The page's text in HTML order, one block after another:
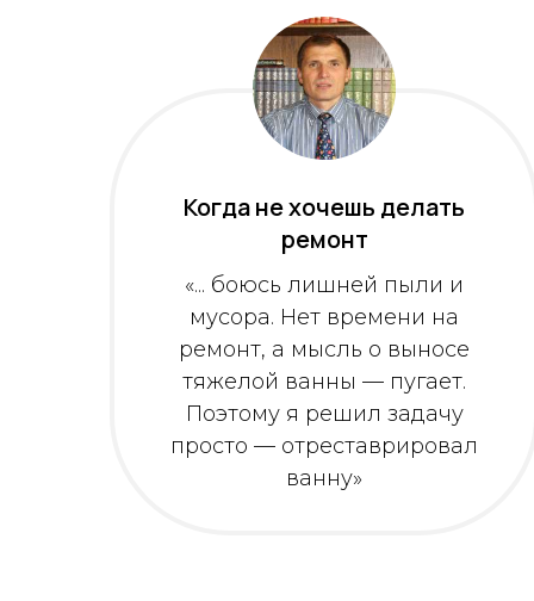
Когда не хочешь делать
ремонт
«... боюсь лишней пыли и
мусора. Нет времени на
ремонт, а мысль о выносе
тяжелой ванны — пугает.
Поэтому я решил задачу
просто — отреставрировал
ванну»